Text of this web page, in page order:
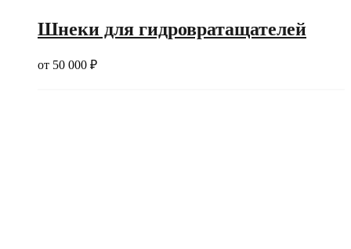
Шнеки для гидровратащателей
от 50 000 ₽